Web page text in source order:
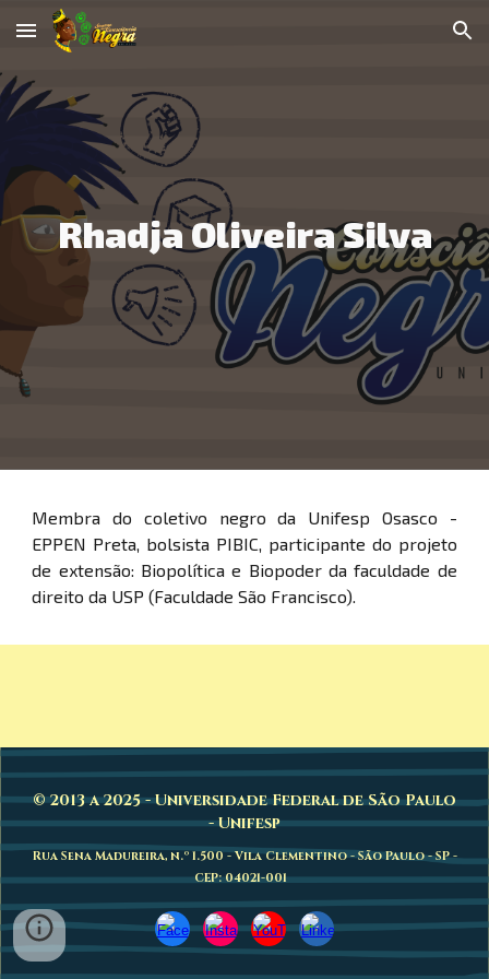
Skip to main content Skip to navigation
Rhadja Oliveira Silva
Membra do coletivo negro da Unifesp Osasco -
EPPEN Preta, bolsista PIBIC, participante do projeto
de extensão: Biopolítica e Biopoder da faculdade de
direito da USP (Faculdade São Francisco).
© 2013 a 2025 - Universidade Federal de São Paulo
- Unifesp
Rua Sena Madureira, n.º 1.500 - Vila Clementino - São Paulo - SP -
CEP: 04021-001